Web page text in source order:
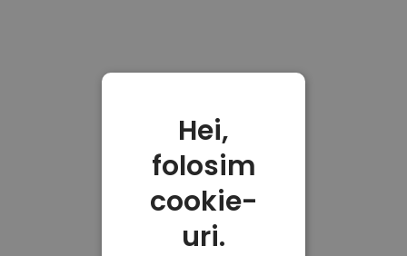
Hei,
folosim
cookie-
uri.